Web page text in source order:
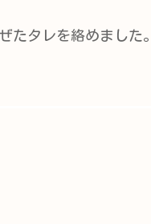
たタレを絡めました。